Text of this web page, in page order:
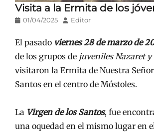
Visita a la Ermita de los
Publicado
01/04/2025 AutorEditor
El pasado viernes 28 de marzo de
de los grupos de juveniles Nazaret y
visitaron la Ermita de Nuestra
Santos en el centro de Móstoles.
La Virgen de los Santos, fue
una oquedad en el mismo lugar en